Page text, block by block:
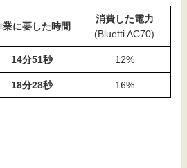
業に要した時間
消費した電力
(Bluetti AC70)
14分51秒 12%
18分28秒 16%